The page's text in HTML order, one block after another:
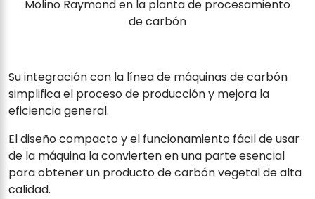
Molino Raymond en la planta de procesamiento
de carbón
Su integración con la línea de máquinas de carbón
simplifica el proceso de producción y mejora la
eficiencia general.
El diseño compacto y el funcionamiento fácil de usar
de la máquina la convierten en una parte esencial
para obtener un producto de carbón vegetal de alta
calidad.